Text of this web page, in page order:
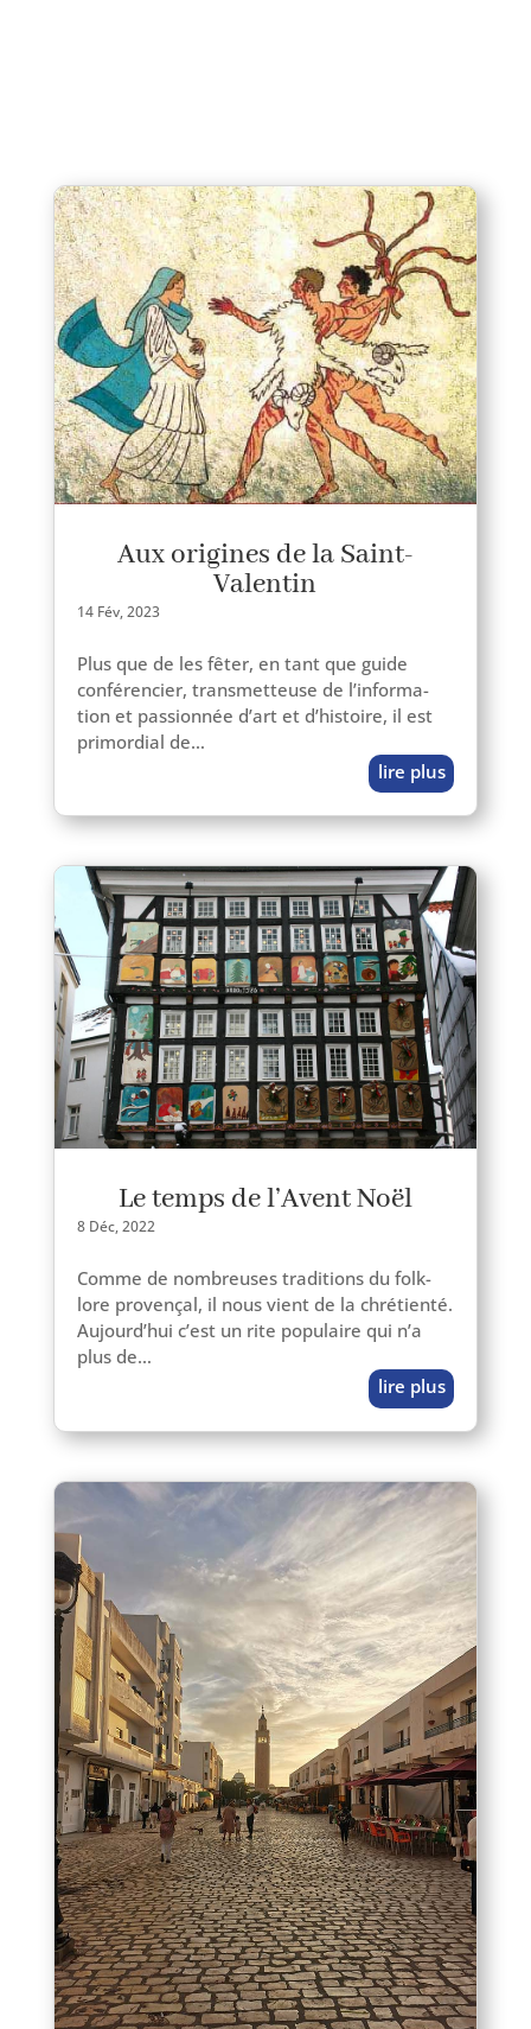
Aux origines de la Saint-
Valentin
14 Fév, 2023
Plus que de les fêter, en tant que guide
confé­ren­cier, trans­met­teuse de l’in­for­ma­
tion et pas­sion­née d’art et d’his­toire, il est
pri­mor­dial de…
lire plus
Le temps de l’Avent Noël
8 Déc, 2022
Comme de nom­breuses tra­di­tions du folk­
lore pro­ven­çal, il nous vient de la chré­tien­té.
Aujourd’hui c’est un rite popu­laire qui n’a
plus de…
lire plus